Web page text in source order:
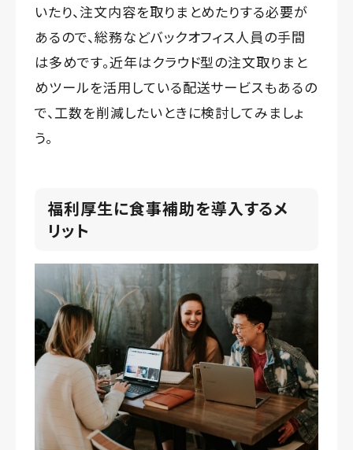
いたり、注文内容を取りまとめたりする必要が
あるので、総務などバックオフィス人員の手間
は多めです。近年はクラウド型の注文取りまと
めツールを活用している配送サービスもあるの
で、工数を削減したいときに検討してみましょ
う。
福利厚生に食事補助を導入するメ
リット